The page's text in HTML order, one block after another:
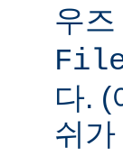
우
다. (
쉬